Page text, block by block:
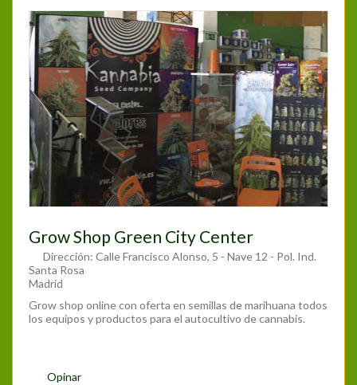
Grow Shop Green City Center
Dirección: Calle Francisco Alonso, 5 - Nave 12 - Pol. Ind.
Santa Rosa
Madrid
Grow shop online con oferta en semillas de marihuana todos
los equipos y productos para el autocultivo de cannabis.
Opinar